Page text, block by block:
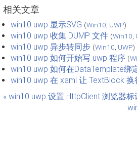
相关文章
win10 uwp 显示SVG (Win10 UWP)
win10 uwp 收集 DUMP 文件 (Win10
win10 uwp 异步转同步 (Win10 UWP)
win10 uwp 如何开始写 uwp 程序 (
win10 uwp 如何在DataTemplate绑
win10 uwp 在 xaml 让 TextBlock 换
« win10 uwp 设置 HttpClient 浏览器标